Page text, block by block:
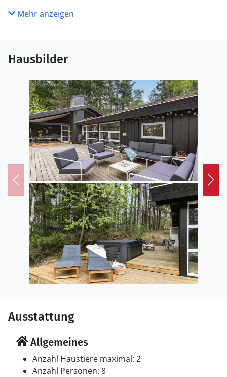
dem von Bäumen umgebenen Grundstück,
entspannen Sie im Whirlpool und servieren Sie leckere
Gerichte vom Grill.
Erkunden Sie im Nationalpark Mols Bjerge die sanften
Hügel, dichten Wälder und offenen Heideflächen.
Besonders lohnenswert ist eine Tour zum Trehøje-
Aussichtspunkt, von dem aus Sie eine
atemberaubende Aussicht auf die Bucht von Ebeltoft
genießen. Fahren Sie an die idyllischen Strände,
genießen Sie entspannte Stunden am Wasser, gehen
Sie schwimmen oder probieren Sie sich im Stand-Up-
Paddling aus. Wer es rasanter mag, kann beim
Windsurfen oder Kajakfahren die Küste aus einer
neuen Perspektive erleben.
Mehr anzeigen
Hausbilder
Ausstattung
Allgemeines
Anzahl Haustiere maximal: 2
Anzahl Personen: 8